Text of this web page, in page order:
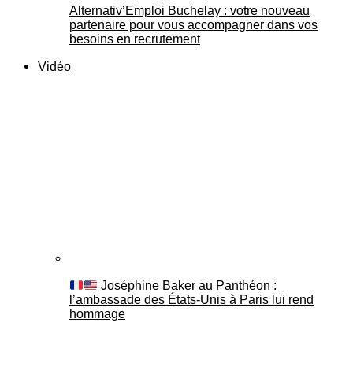
Alternativ’Emploi Buchelay : votre nouveau
partenaire pour vous accompagner dans vos
besoins en recrutement
Vidéo
Joséphine Baker au Panthéon :
l’ambassade des États-Unis à Paris lui rend
hommage